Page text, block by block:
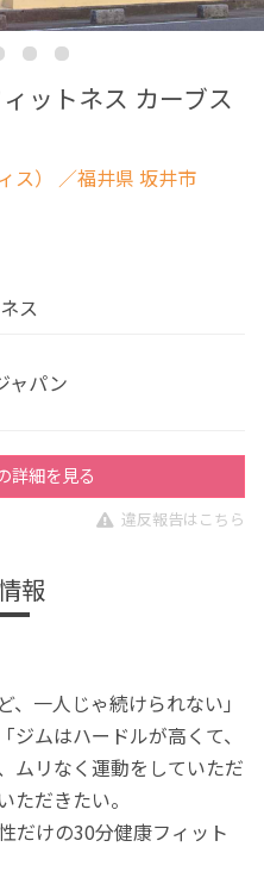
ットネス カーブス
） ／福井県 坂井市
ス
ャパン
詳細を見る
違反報告はこちら
報
、一人じゃ続けられない」
ジムはハードルが高くて、
ムリなく運動をしていただ
ただきたい。
だけの30分健康フィット